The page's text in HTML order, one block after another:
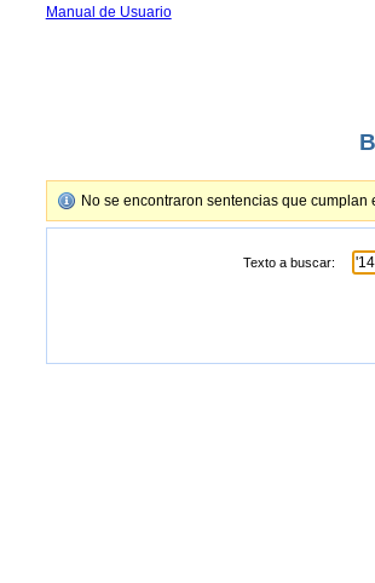
Manual de Usuario
No se encontraron sentencias que cumplan
Texto a buscar: